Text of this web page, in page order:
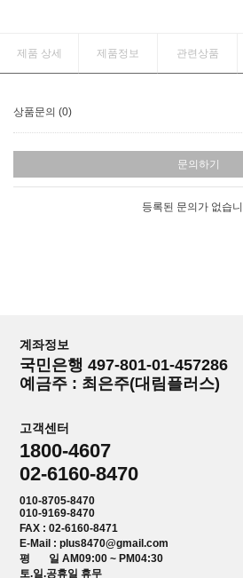
제품 상세 제품정보 관련상품
상품문의 (0)
문의하기
등록된 문의가 없습
계좌정보
국민은행 497-801-01-457286
예금주 : 최은주(대림플러스)
고객센터
1800-4607
02-6160-8470
010-8705-8470
010-9169-8470
FAX : 02-6160-8471
E-Mail : plus8470@gmail.com
평 일 AM09:00 ~ PM04:30
토.일.공휴일 휴무